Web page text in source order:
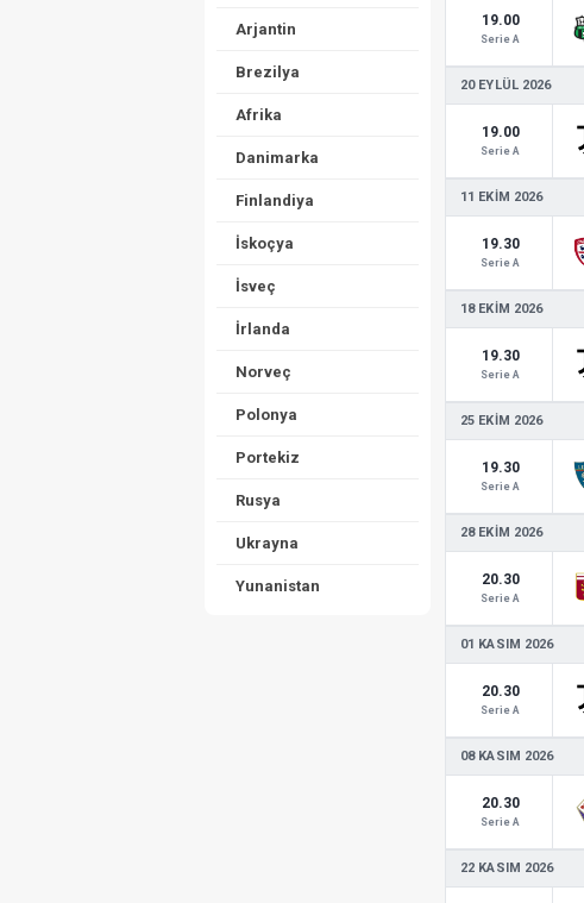
Arjantin
Brezilya
Afrika
Danimarka
Finlandiya
İskoçya
İsveç
İrlanda
Norveç
Polonya
Portekiz
Rusya
Ukrayna
Yunanistan
19.00
Serie A
20 EYLÜL 2026
19.00
Serie A
11 EKIM 2026
19.30
Serie A
18 EKIM 2026
19.30
Serie A
25 EKIM 2026
19.30
Serie A
28 EKIM 2026
20.30
Serie A
01 KASIM 2026
20.30
Serie A
08 KASIM 2026
20.30
Serie A
22 KASIM 2026